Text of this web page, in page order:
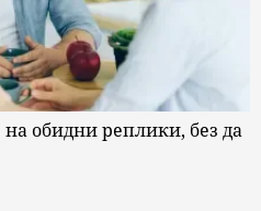
на обидни реплики, без да